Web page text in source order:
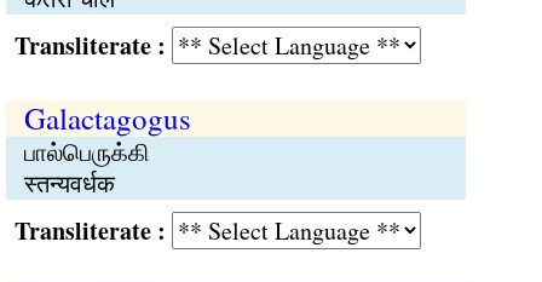
:
Galactagogus
பால்பெருக்கி
स्तन्यवर्धक
: